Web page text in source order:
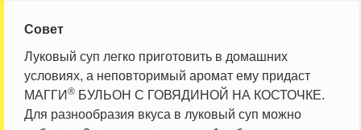
Совет
Луковый суп легко приготовить в домашних
условиях, а неповторимый аромат ему придаст
МАГГИ ® БУЛЬОН С ГОВЯДИНОЙ НА КОСТОЧКЕ.
Для разнообразия вкуса в луковый суп можно